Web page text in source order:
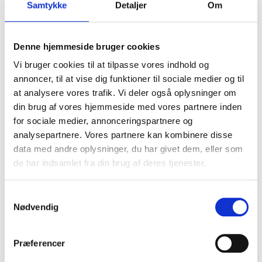
Samtykke Detaljer Om
Denne hjemmeside bruger cookies
Vi bruger cookies til at tilpasse vores indhold og
annoncer, til at vise dig funktioner til sociale medier og til
at analysere vores trafik. Vi deler også oplysninger om
din brug af vores hjemmeside med vores partnere inden
for sociale medier, annonceringspartnere og
analysepartnere. Vores partnere kan kombinere disse
data med andre oplysninger, du har givet dem, eller som
de har indsamlet fra din brug af deres tjenester.
Nødvendig
Præferencer
1.699,00 DKK
1.439,00 DKK
(inkl. moms)
VIS PRODUKT
TILBUD